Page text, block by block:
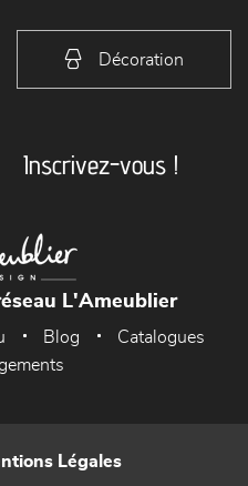
Décoration
Inscrivez-vous !
L'Ameublier
Blog
Catalogues
Légales